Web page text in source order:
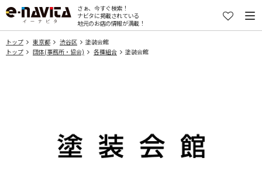
さぁ、今すぐ検索！
ナビタに掲載されている
地元のお店の情報が満載！
トップ 東京都 渋谷区
塗装会館
トップ
団体(事務所・協会) 各種組合 塗装会館